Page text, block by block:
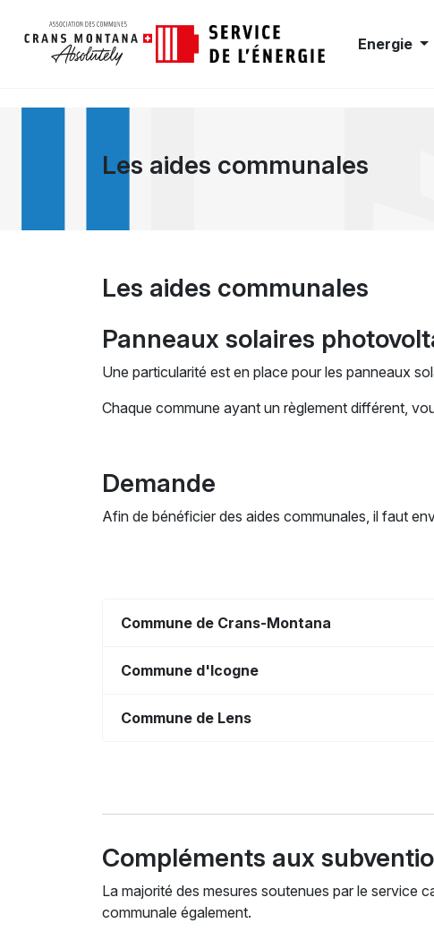
Energie
Les aides communales
Les aides communales
Panneaux solaires
Une particularité est en place pour les panneaux
Chaque commune ayant un règlement différent,
Demande
Afin de bénéficier des aides communales, il faut
Commune de Crans-Montana
Commune d'Icogne
Commune de Lens
Compléments aux
La majorité des mesures soutenues par le service
communale également.